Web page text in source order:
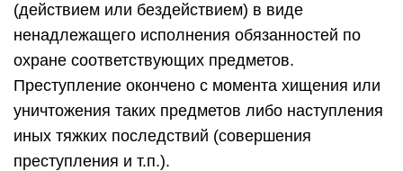
(действием или бездействием) в виде
ненадлежащего исполнения обязанностей по
охране соответствующих предметов.
Преступление окончено с момента хищения или
уничтожения таких предметов либо наступления
иных тяжких последствий (совершения
преступления и т.п.).